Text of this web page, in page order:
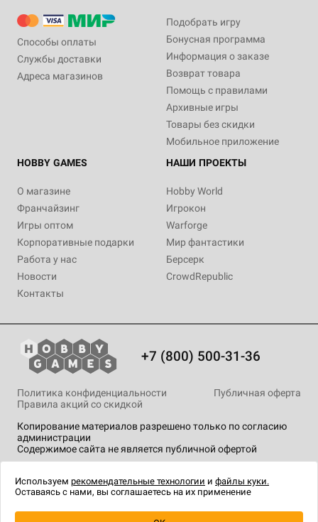
Способы оплаты
Службы доставки
Адреса магазинов
Подобрать игру
Бонусная программа
Информация о заказе
Возврат товара
Помощь с правилами
Архивные игры
Товары без скидки
Мобильное приложение
HOBBY GAMES
О магазине
Франчайзинг
Игры оптом
Корпоративные подарки
Работа у нас
Новости
Контакты
НАШИ ПРОЕКТЫ
Hobby World
Игрокон
Warforge
Мир фантастики
Берсерк
CrowdRepublic
+7 (800) 500-31-36
Копирование материалов разрешено только по согласию
администрации
Содержимое сайта не является публичной офертой
Политика конфиденциальности
Публичная оферта
Правила акций со скидкой
технологии .
Используем рекомендательные технологии и файлы куки.
Оставаясь с нами, вы соглашаетесь на их применение